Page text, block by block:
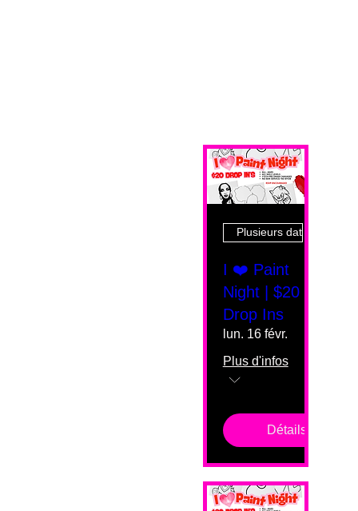
Plusieurs dates
I ❤️ Paint
Night | $20
Drop Ins
lun. 16 févr.
Plus d'infos
Détails